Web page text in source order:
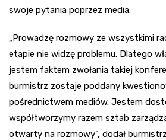
swoje pytania poprzez media.
„Prowadzę rozmowy ze wszystkimi
etapie nie widzę problemu. Dlatego
jestem faktem zwołania takiej
burmistrz zostaje poddany
pośrednictwem mediów. Jestem
współtworzymy razem sztab
otwarty na rozmowy”, dodał